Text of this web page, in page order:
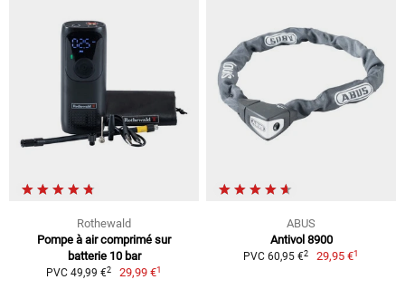
Rothewald
Pompe à air comprimé sur
batterie 10 bar
PVC 49,99 €2 29,99 €1
ABUS
Antivol 8900
PVC 60,95 €2 29,95 €1